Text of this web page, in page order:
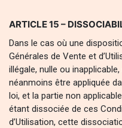
ARTICLE 15 –
Dans le cas où une
Générales de Vente et
illégale, nulle ou
néanmoins être appliquée
loi, et la partie non
étant dissociée de ces
d’Utilisation, cette